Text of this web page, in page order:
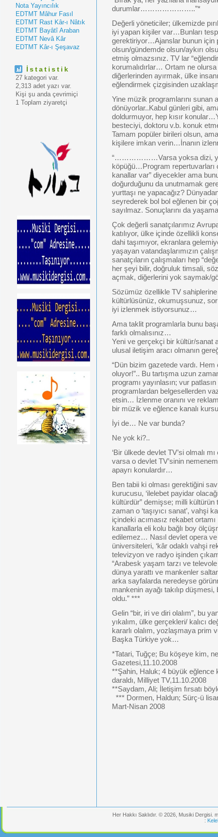
Nota Yayıncılık
EDTMT Mâhur Fasıl
EDTMT Rast Kâr-ı Nâtık
EDTMT Bayâtî Araban
EDTMT Nevâ Kâr
EDTMT Kâr-ı Şeşavaz
İstatistik
27 kategori var.
2,313 adet yazı var.
Kişi şu anda çevrimiçi
1 Toplam ziyaretçi
durumlar…………………..”*
Değerli yöneticiler; ülkemizde
iyi yapan kişiler var…Bunları
gerektiriyor…Ajanslar bunun için
olsun/gündemde olsun/aykırı
etmiş olmazsınız. TV lar
korumalıdırlar… Ortam ne olursa
diğerlerinden ayırmak, ülke
eğlendirmek çizgisinden
Yine müzik programlarını sunan
dönüyorlar..Kabul günleri gibi,
doldurmuyor, hep kısır
besteciyi, doktoru v.b. konuk
Tamam popüler birileri olsun,
kişilere imkan verin…İnanın
“………………Varsa yoksa dizi,
köpüğü…Program repertuvarları
kanallar var” diyecekler ama
doğurduğunu da unutmamak
yurttaşı ne yapacağız?
seyrederek bol bol eğlenen bir
sayılmaz. Sonuçlarını da
Çok değerli sanatçılarımız
katılıyor, ülke içinde özellikli
dahi taşımıyor, ekranlara
yaşayan vatandaşlarımızın
sanatçıların çalışmaları hep
her şeyi bilir, doğruluk timsali,
açmak, diğerlerini yok saymak/
Sözümüz özellikle TV
kültürlüsünüz, okumuşsunuz,
iyi izlenmek istiyorsunuz…
Ama taklit programlarla bunu
farklı olmalısınız…
Yeni ve gerçekçi bir kültür/sanat
ulusal iletişim aracı olmanın
“Dün bizim gazetede vardı. Hem
oluyor!”.. Bu tartışma uzun
programı yayınlasın; vur
programlardan belgesellerden
etsin… İzlenme oranını ve
bir müzik ve eğlence kanalı
İyi de… Ne var bunda?
Ne yok ki?..
‘Bir ülkede devlet TV’si olmalı mı
varsa o devlet TV’sinin
apayrı konulardır…
Ben tabii ki olması gerektiğini
kurucusu, ‘ilelebet payidar
kültürdür” demişse; milli kültürün
zaman o ‘taşıyıcı sanat’, vahşi
içindeki acımasız rekabet ortamı
kanallarla eli kolu bağlı boy
edilemez… Nasıl devlet opera
üniversiteleri, ‘kâr odaklı vahşi
televizyon ve radyo işinden
“Arabesk yaşam tarzı ve
dünya yarattı ve mankenler
arka sayfalarda neredeyse
mankenin ayağı takılıp
oldu.” ***
Gelin “bir, iri ve diri olalım”, bu
yıkalım, ülke gerçekleri/ kalıcı
kararlı olalım, yozlaşmaya prim
Başka Türkiye yok…
*Tatari, Tuğçe; Bu köşeye kim,
Gazetesi,11.10.2008
**Şahin, Haluk; 4 büyük eğlence
daraldı, Milliyet TV,11.10.2008
**Saydam, Ali; İletişim fırsatı
*** Dormen, Haldun; Sürç-ü
Mart-Nisan 2008
Her Hakkı Saklıdır. © 2026, Musiki
: